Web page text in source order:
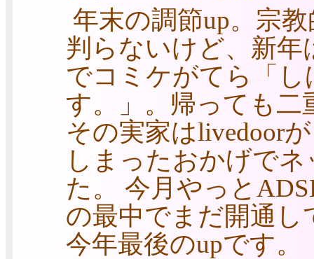
年末の調節up。宗
判らないけど、新
でコミケがてら「
す。」。帰っても二
その実家はlivedoor
しまったおかげで
た。 今月やっと
の最中でまだ開通
今年最後のupです。